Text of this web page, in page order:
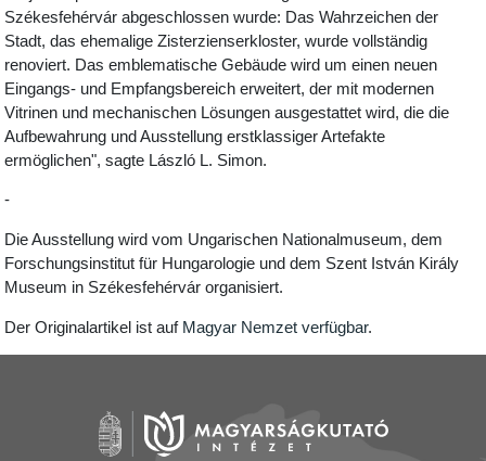
Székesfehérvár abgeschlossen wurde: Das Wahrzeichen der
Stadt, das ehemalige Zisterzienserkloster, wurde vollständig
renoviert. Das emblematische Gebäude wird um einen neuen
Eingangs- und Empfangsbereich erweitert, der mit modernen
Vitrinen und mechanischen Lösungen ausgestattet wird, die die
Aufbewahrung und Ausstellung erstklassiger Artefakte
ermöglichen", sagte László L. Simon.
-
Die Ausstellung wird vom Ungarischen Nationalmuseum, dem
Forschungsinstitut für Hungarologie und dem Szent István Király
Museum in Székesfehérvár organisiert.
Der Originalartikel ist auf Magyar Nemzet verfügbar.